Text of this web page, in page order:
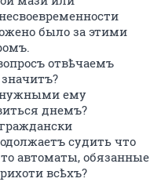
было за этими
отвѣчаемъ
нужными ему
днемъ?
судить что
автоматы, обязанные
всѣхъ?